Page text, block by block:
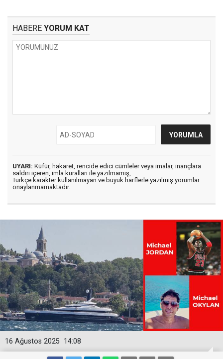
HABERE YORUM KAT
UYARI: Küfür, hakaret, rencide edici cümleler veya imalar, inançlara
saldırı içeren, imla kuralları ile yazılmamış,
Türkçe karakter kullanılmayan ve büyük harflerle yazılmış yorumlar
onaylanmamaktadır.
14:08
16 Ağustos 2025